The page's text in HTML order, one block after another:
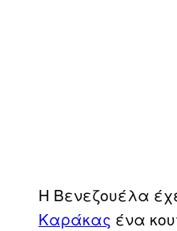
Η Βενεζουέλα
Καράκας ένα